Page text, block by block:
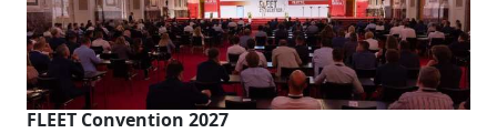
FLEET Convention 2027